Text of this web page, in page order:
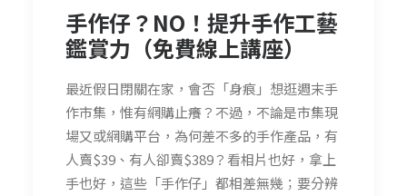
手作仔？NO！提升手作工藝
鑑賞力（免費線上講座）
最近假日閉關在家，會否「身痕」想逛週末手
作市集，惟有網購止癢？不過，不論是市集現
場又或網購平台，為何差不多的手作產品，有
人賣$39、有人卻賣$389？看相片也好，拿上
手也好，這些「手作仔」都相差無幾；要分辨